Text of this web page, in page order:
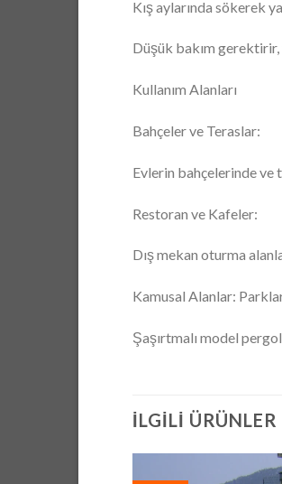
Kış aylarında sökerek
Düşük bakım
Kullanım Alanları
Bahçeler ve Teraslar:
Evlerin bahçelerinde ve
Restoran ve Kafeler:
Dış mekan oturma
Kamusal Alanlar:
Şaşırtmalı model
İLGILI ÜRÜNLER